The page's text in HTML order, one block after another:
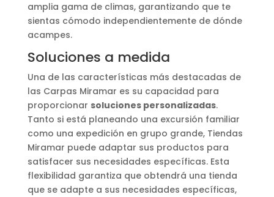
amplia gama de climas, garantizando que te
sientas cómodo independientemente de dónde
acampes.
Soluciones a medida
Una de las características más destacadas de
las Carpas Miramar es su capacidad para
proporcionar soluciones personalizadas.
Tanto si está planeando una excursión familiar
como una expedición en grupo grande, Tiendas
Miramar puede adaptar sus productos para
satisfacer sus necesidades específicas. Esta
flexibilidad garantiza que obtendrá una tienda
que se adapte a sus necesidades específicas,